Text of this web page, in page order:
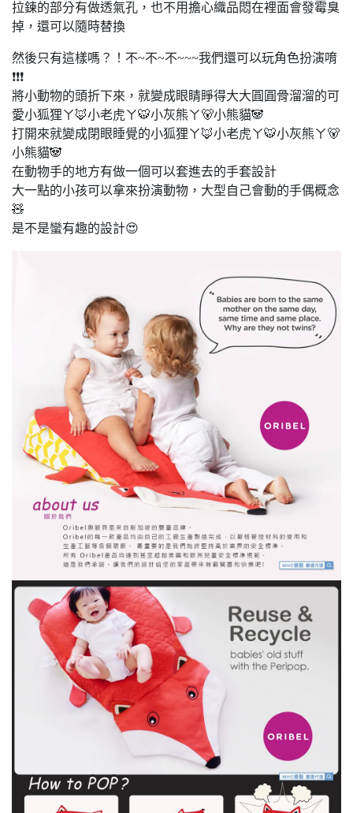
拉鍊的部分有做透氣孔，也不用擔心織品悶在裡面會發霉臭
掉，還可以隨時替換
然後只有這樣嗎？！不~不~不~~~我們還可以玩角色扮演唷
❗❗❗
將小動物的頭折下來，就變成眼睛睜得大大圓圓骨溜溜的可
愛小狐狸ㄚ🦊小老虎ㄚ🐯小灰熊ㄚ🐻小熊貓🐼
打開來就變成閉眼睡覺的小狐狸ㄚ🦊小老虎ㄚ🐯小灰熊ㄚ🐻
小熊貓🐼
在動物手的地方有做一個可以套進去的手套設計
大一點的小孩可以拿來扮演動物，大型自己會動的手偶概念
🧸
是不是蠻有趣的設計😍